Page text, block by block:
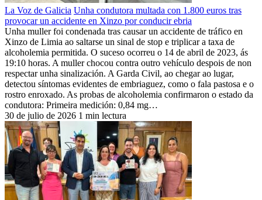
La Voz de Galicia Unha condutora multada con 1.800 euros tras
provocar un accidente en Xinzo por conducir ebria
Unha muller foi condenada tras causar un accidente de tráfico en
Xinzo de Limia ao saltarse un sinal de stop e triplicar a taxa de
alcoholemia permitida. O suceso ocorreu o 14 de abril de 2023, ás
19:10 horas. A muller chocou contra outro vehículo despois de non
respectar unha sinalización. A Garda Civil, ao chegar ao lugar,
detectou síntomas evidentes de embriaguez, como o fala pastosa e o
rostro enroxado. As probas de alcoholemia confirmaron o estado da
condutora: Primeira medición: 0,84 mg…
30 de julio de 2026 1 min lectura